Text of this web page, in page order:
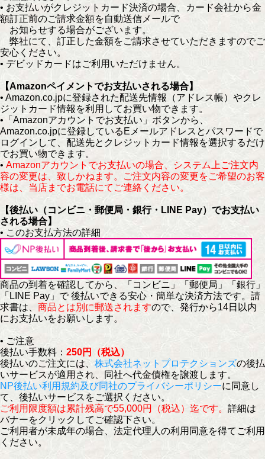
• お支払いがクレジットカード決済の場合、カード会社から金
額訂正前のご請求金額を自動送信メールで
お知らせする場合がございます。
弊社にて、訂正した金額をご請求させていただきますのでご
安心ください。
• デビッドカードはご利用いただけません。
【Amazonペイメントでお支払いされる場合】
• Amazon.co.jpに登録された配送先情報（アドレス帳）やクレ
ジットカード情報を利用してお買い物できます。
•「Amazonアカウントでお支払い」ボタンから、
Amazon.co.jpに登録しているEメールアドレスとパスワードで
ログインして、配送先とクレジットカード情報を選択するだけ
でお買い物できます。
• Amazonアカウントでお支払いの場合、システム上ご注文内
容の変更は、致しかねます。ご注文内容の変更をご希望のお客
様は、当店までお電話にてご連絡ください。
【後払い（コンビニ・郵便局・銀行・LINE Pay）でお支払い
される場合】
• このお支払方法の詳細
商品の到着を確認してから、「コンビニ」「郵便局」「銀行」
「LINE Pay」で 後払いできる安心・簡単な決済方法です。請
求書は、 商品とは別に郵送されますので、発行から14日以内
にお支払いをお願いします。
• ご注意
後払い手数料： 250円（税込）
後払いのご注文には、 株式会社ネットプロテクションズの後払
いサービスが適用され、同社へ代金債権を譲渡します。
NP後払い利用規約及び同社のプライバシーポリシーに同意し
て、後払いサービスをご選択ください。
ご利用限度額は累計残高で55,000円（税込）迄です。 詳細は
バナーをクリックしてご確認下さい。
ご利用者が未成年の場合、法定代理人の利用同意を得てご利用
ください。